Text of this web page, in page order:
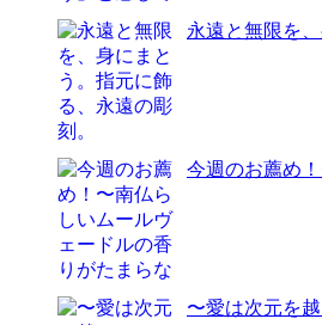
永遠と無限を
今週のお薦め
〜愛は次元を